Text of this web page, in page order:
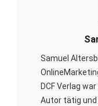
Samuel
DCF Verlag
Autor tätig und